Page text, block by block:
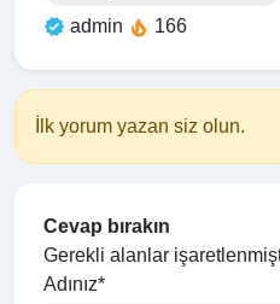
admin 166
İlk yorum yazan siz olun.
Cevap bırakın
Gerekli alanlar
Adınız*